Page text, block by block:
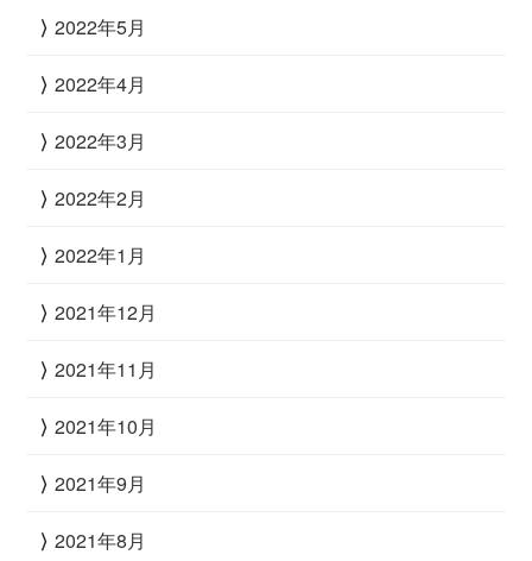
2022年5月
2022年4月
2022年3月
2022年2月
2022年1月
2021年12月
2021年11月
2021年10月
2021年9月
2021年8月